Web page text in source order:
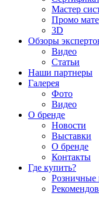
Мастер
Промо
3D
Обзоры
Видео
Статьи
Наши партнеры
Галерея
Фото
Видео
О бренде
Новости
Выставки
О бренде
Контакты
Где купить?
Розничные